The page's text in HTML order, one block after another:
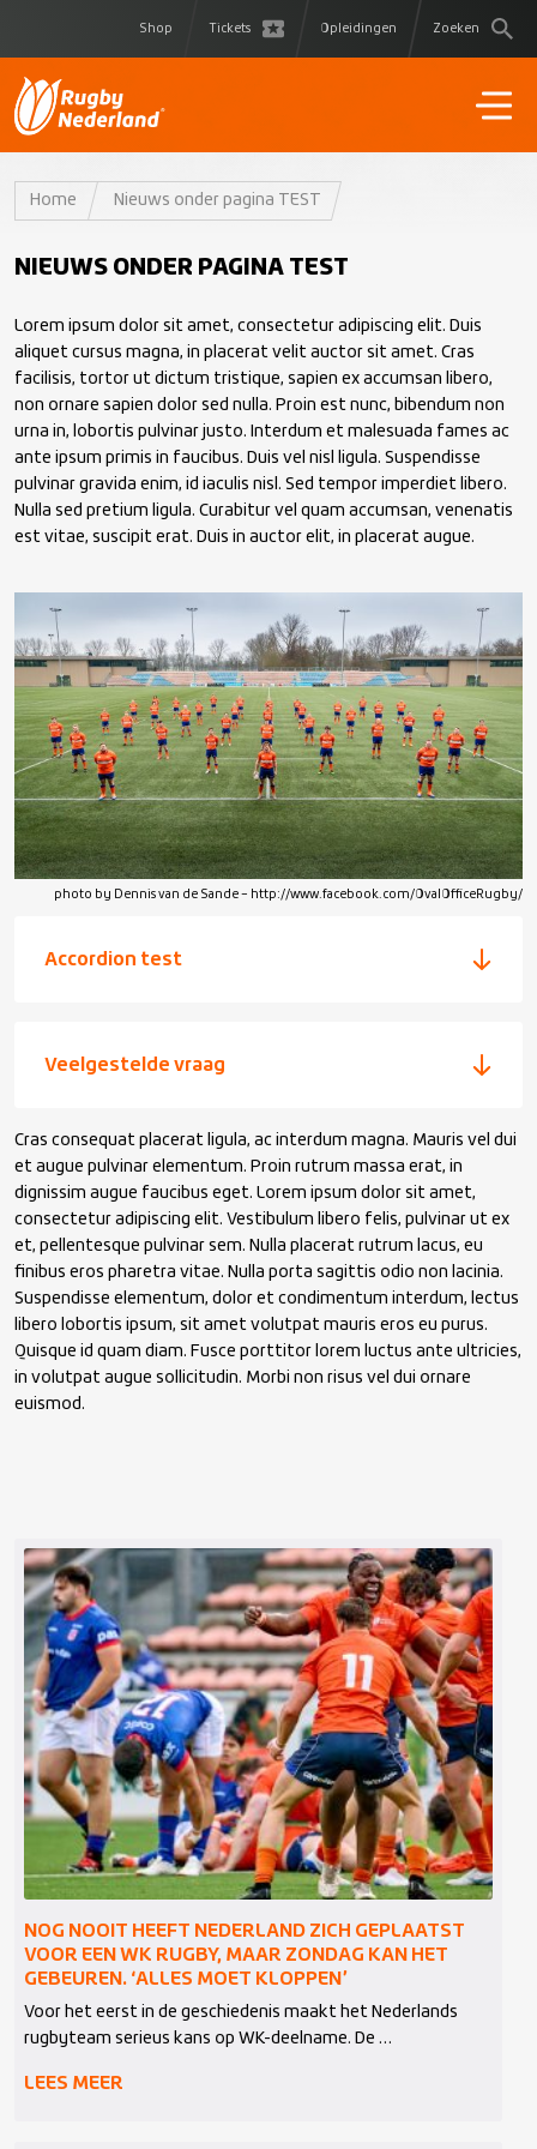
Shop Tickets Opleidingen Zoeken
Home Nieuws onder pagina TEST
NIEUWS ONDER PAGINA TEST
Lorem ipsum dolor sit amet, consectetur adipiscing elit. Duis
aliquet cursus magna, in placerat velit auctor sit amet. Cras
facilisis, tortor ut dictum tristique, sapien ex accumsan libero,
non ornare sapien dolor sed nulla. Proin est nunc, bibendum non
urna in, lobortis pulvinar justo. Interdum et malesuada fames ac
ante ipsum primis in faucibus. Duis vel nisl ligula. Suspendisse
pulvinar gravida enim, id iaculis nisl. Sed tempor imperdiet libero.
Nulla sed pretium ligula. Curabitur vel quam accumsan, venenatis
est vitae, suscipit erat. Duis in auctor elit, in placerat augue.
photo by Dennis van de Sande – http://www.facebook.com/OvalOfficeRugby/
Accordion test
Veelgestelde vraag
Cras consequat placerat ligula, ac interdum magna. Mauris vel dui
et augue pulvinar elementum. Proin rutrum massa erat, in
dignissim augue faucibus eget. Lorem ipsum dolor sit amet,
consectetur adipiscing elit. Vestibulum libero felis, pulvinar ut ex
et, pellentesque pulvinar sem. Nulla placerat rutrum lacus, eu
finibus eros pharetra vitae. Nulla porta sagittis odio non lacinia.
Suspendisse elementum, dolor et condimentum interdum, lectus
libero lobortis ipsum, sit amet volutpat mauris eros eu purus.
Quisque id quam diam. Fusce porttitor lorem luctus ante ultricies,
in volutpat augue sollicitudin. Morbi non risus vel dui ornare
euismod.
NOG NOOIT HEEFT NEDERLAND ZICH GEPLAATST
VOOR EEN WK RUGBY, MAAR ZONDAG KAN HET
GEBEUREN. ‘ALLES MOET KLOPPEN’
Voor het eerst in de geschiedenis maakt het Nederlands
rugbyteam serieus kans op WK-deelname. De …
LEES MEER